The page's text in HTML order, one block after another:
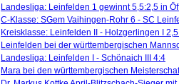
Landesliga: Leinfelden 1 gewinnt 5,5:2,5 in
C-Klasse: SGem Vaihingen-Rohr 6 - SC
Kreisklasse: Leinfelden II - Holzgerlingen I
Leinfelden bei der württembergischen
Landesliga: Leinfelden I - Schönaich III 4:4
Mara bei den württembergischen